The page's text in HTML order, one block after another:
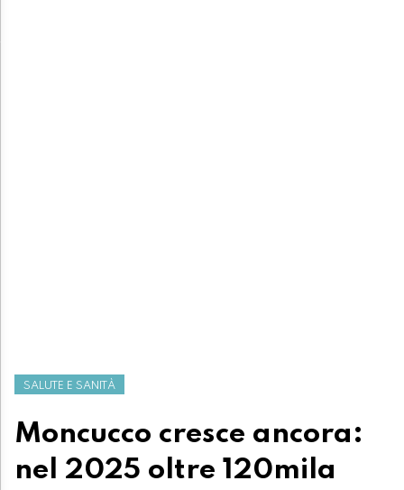
SALUTE E SANITÀ
Moncucco cresce ancora:
nel 2025 oltre 120mila